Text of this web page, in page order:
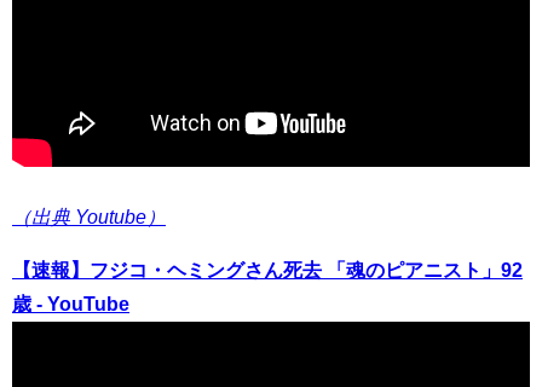
（出典 Youtube）
【速報】フジコ・ヘミングさん死去 「魂のピアニスト」92
歳 - YouTube